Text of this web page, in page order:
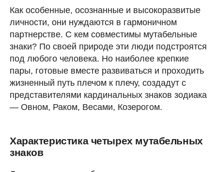
Как особенные, осознанные и высокоразвитые
личности, они нуждаются в гармоничном
партнерстве. С кем совместимы мутабельные
знаки? По своей природе эти люди подстроятся
под любого человека. Но наиболее крепкие
пары, готовые вместе развиваться и проходить
жизненный путь плечом к плечу, создадут с
представителями кардинальных знаков зодиака
— Овном, Раком, Весами, Козерогом.
Характеристика четырех мутабельных
знаков